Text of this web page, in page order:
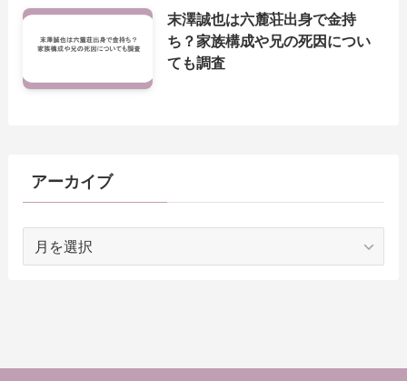
末澤誠也は六麓荘出身で金持
ち？家族構成や兄の死因につい
ても調査
アーカイブ